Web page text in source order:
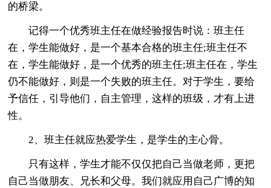
的桥梁。
记得一个优秀班主任在做经验报告时说：班主任
在，学生能做好，是一个基本合格的班主任;班主任不
在，学生能做好，是一个优秀的班主任;班主任在，学生
仍不能做好，则是一个失败的班主任。对于学生，要给
予信任，引导他们，自主管理，这样的班级，才有上进
性。
2、班主任就应热爱学生，是学生的主心骨。
只有这样，学生才能不仅仅把自己当做老师，更把
自己当做朋友、兄长和父母。我们就应用自己广博的知